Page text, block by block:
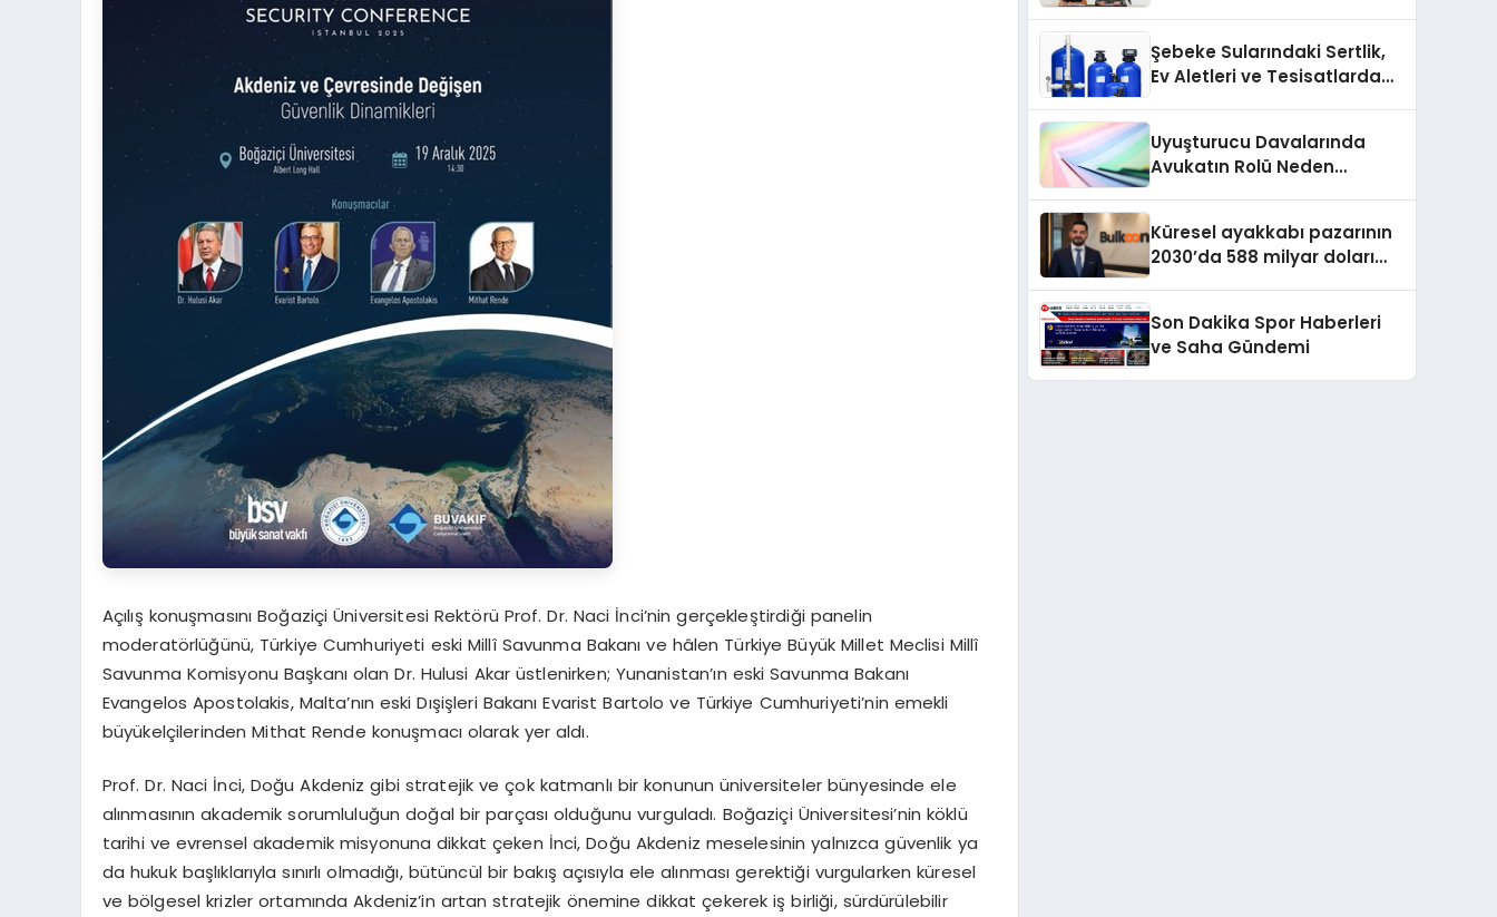
Açılış konuşmasını Boğaziçi Üniversitesi Rektörü Prof. Dr. Naci İnci’nin gerçekleştirdiği panelin
moderatörlüğünü, Türkiye Cumhuriyeti eski Millî Savunma Bakanı ve hâlen Türkiye Büyük Millet Meclisi Millî
Savunma Komisyonu Başkanı olan Dr. Hulusi Akar üstlenirken; Yunanistan’ın eski Savunma Bakanı
Evangelos Apostolakis, Malta’nın eski Dışişleri Bakanı Evarist Bartolo ve Türkiye Cumhuriyeti’nin emekli
büyükelçilerinden Mithat Rende konuşmacı olarak yer aldı.
Prof. Dr. Naci İnci, Doğu Akdeniz gibi stratejik ve çok katmanlı bir konunun üniversiteler bünyesinde ele
alınmasının akademik sorumluluğun doğal bir parçası olduğunu vurguladı. Boğaziçi Üniversitesi’nin köklü
tarihi ve evrensel akademik misyonuna dikkat çeken İnci, Doğu Akdeniz meselesinin yalnızca güvenlik ya
da hukuk başlıklarıyla sınırlı olmadığı, bütüncül bir bakış açısıyla ele alınması gerektiği vurgularken küresel
ve bölgesel krizler ortamında Akdeniz’in artan stratejik önemine dikkat çekerek iş birliği, sürdürülebilir
Gündoğdu kulüp hafızasını
geleceğe taşıyacak
Şebeke Sularındaki Sertlik,
Ev Aletleri ve Tesisatlarda
Uyuşturucu Davalarında
Avukatın Rolü Neden
Küresel ayakkabı pazarının
2030’da 588 milyar doları
Son Dakika Spor Haberleri
ve Saha Gündemi